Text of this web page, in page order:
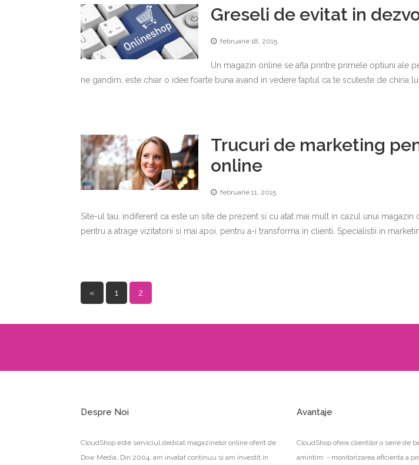
Greseli de evitat in
februarie 18, 2015
Un magazin online se afla printre primele optiuni ale
ne gandim, este chiar o idee foarte buna avand in vedere faptul ca te scuteste de chiria
Trucuri de marketing
online
februarie 11, 2015
Site-ul tau, indiferent ca este un site de prezent si cu atat mai mult in cazul unui
pentru a atrage vizitatorii si mai apoi, pentru a-i transforma in clienti. Specialistii in
Pages:
« 1 2
Despre Noi
CloudShop este serviciul dedicat magazinelor online oferit de
Dow Media. Din 2004, am invatat continuu si am investit in
Avantaje
CloudShop ofera clientilor o serie de
amintim: - monitorizarea eficienta a